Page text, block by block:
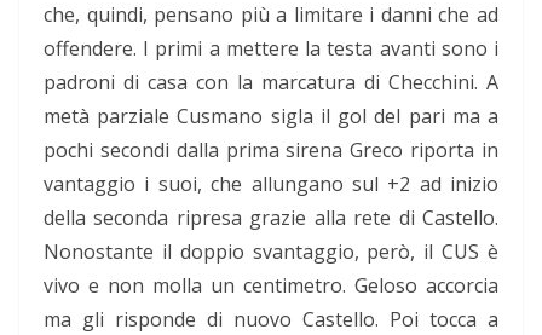
che, quindi, pensano più a limitare i danni che ad
offendere. I primi a mettere la testa avanti sono i
padroni di casa con la marcatura di Checchini. A
metà parziale Cusmano sigla il gol del pari ma a
pochi secondi dalla prima sirena Greco riporta in
vantaggio i suoi, che allungano sul +2 ad inizio
della seconda ripresa grazie alla rete di Castello.
Nonostante il doppio svantaggio, però, il CUS è
vivo e non molla un centimetro. Geloso accorcia
ma gli risponde di nuovo Castello. Poi tocca a